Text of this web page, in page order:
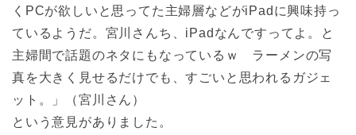
くPCが欲しいと思ってた主婦層などがiPadに興味持っ
ているようだ。宮川さんち、iPadなんですってよ。と
主婦間で話題のネタにもなっているｗ ラーメンの写
真を大きく見せるだけでも、すごいと思われるガジェ
ット。」（宮川さん）
という意見がありました。